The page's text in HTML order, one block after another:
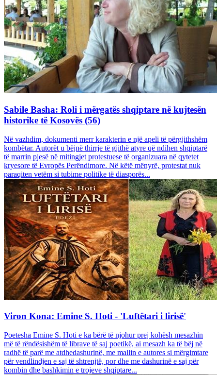
Sabile Basha: Roli i mërgatës shqiptare në kujtesën
historike të Kosovës (56)
Në vazhdim, dokumenti merr karakterin e një apeli të përgjithshëm
kombëtar. Autorët u bëjnë thirrje të gjithë atyre që ndihen shqiptarë
të marrin pjesë në mitingjet protestuese të organizuara në qytetet
kryesore të Evropës Perëndimore. Në këtë mënyrë, protestat nuk
paraqiten vetëm si tubime politike të diasporës...
Viron Kona: Emine S. Hoti - 'Luftëtari i lirisë'
Poetesha Emine S. Hoti e ka bërë të njohur prej kohësh mesazhin
më të rëndësishëm të librave të saj poetikë, ai mesazh ka të bëj në
radhë të parë me atdhedashurinë, me mallin e autores si mërgimtare
për vendlindjen e saj të shtrenjtë, por dhe me dashurinë e saj për
kombin dhe bashkimin e trojeve shqiptare...